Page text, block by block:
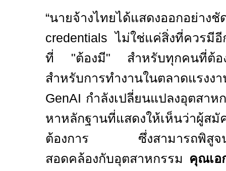
“นายจ้างไทยได้แสดงออกอย่า
credentialsไม่ใช่แค่สิ่งที่ควรมี
ที่ "ต้องมี"
สำหรับทุกคนที่ต้อ
สำหรับการทำงานในตลาดแ
GenAI กำลังเปลี่ยนแปลงอุตสาห
หาหลักฐานที่แสดงให้เห็นว่าผู้ส
ต้องการ ซึ่งสามารถพิสูจน์
สอดคล้องกับอุตสาหกรรม คุณเอ